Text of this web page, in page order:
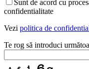
Sunt de acord cu
confidentialitate
Vezi politica de
Te rog să introduci